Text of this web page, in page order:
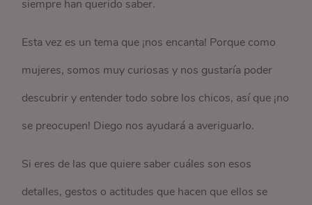
siempre han querido saber.
Esta vez es un tema que ¡nos encanta! Porque como
mujeres, somos muy curiosas y nos gustaría poder
descubrir y entender todo sobre los chicos, así que ¡no
se preocupen! Diego nos ayudará a averiguarlo.
Si eres de las que quiere saber cuáles son esos
detalles, gestos o actitudes que hacen que ellos se